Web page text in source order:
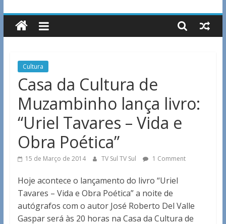
TV
Sul
Notícias
Guaxupé
região.
Cultura
Casa da Cultura de
Muzambinho lança livro:
“Uriel Tavares – Vida e
Obra Poética”
15 de Março de 2014 TV Sul TV Sul 1 Comment
Hoje acontece o lançamento do livro “Uriel
Tavares – Vida e Obra Poética” a noite de
autógrafos com o autor José Roberto Del Valle
Gaspar será às 20 horas na Casa da Cultura de